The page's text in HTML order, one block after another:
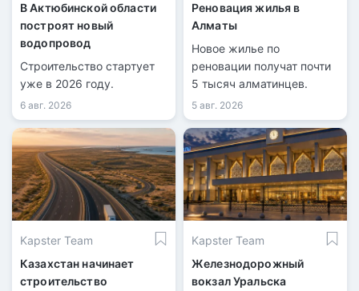
В Актюбинской области
построят новый
водопровод
Строительство стартует
уже в 2026 году.
6 авг. 2026
Реновация жилья в
Алматы
Новое жилье по
реновации получат почти
5 тысяч алматинцев.
5 авг. 2026
Kapster Team
Казахстан начинает
строительство
Kapster Team
Железнодорожный
вокзал Уральска